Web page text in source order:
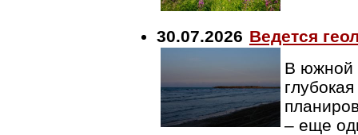
30.07.2026 Ведется
В южной
– еще